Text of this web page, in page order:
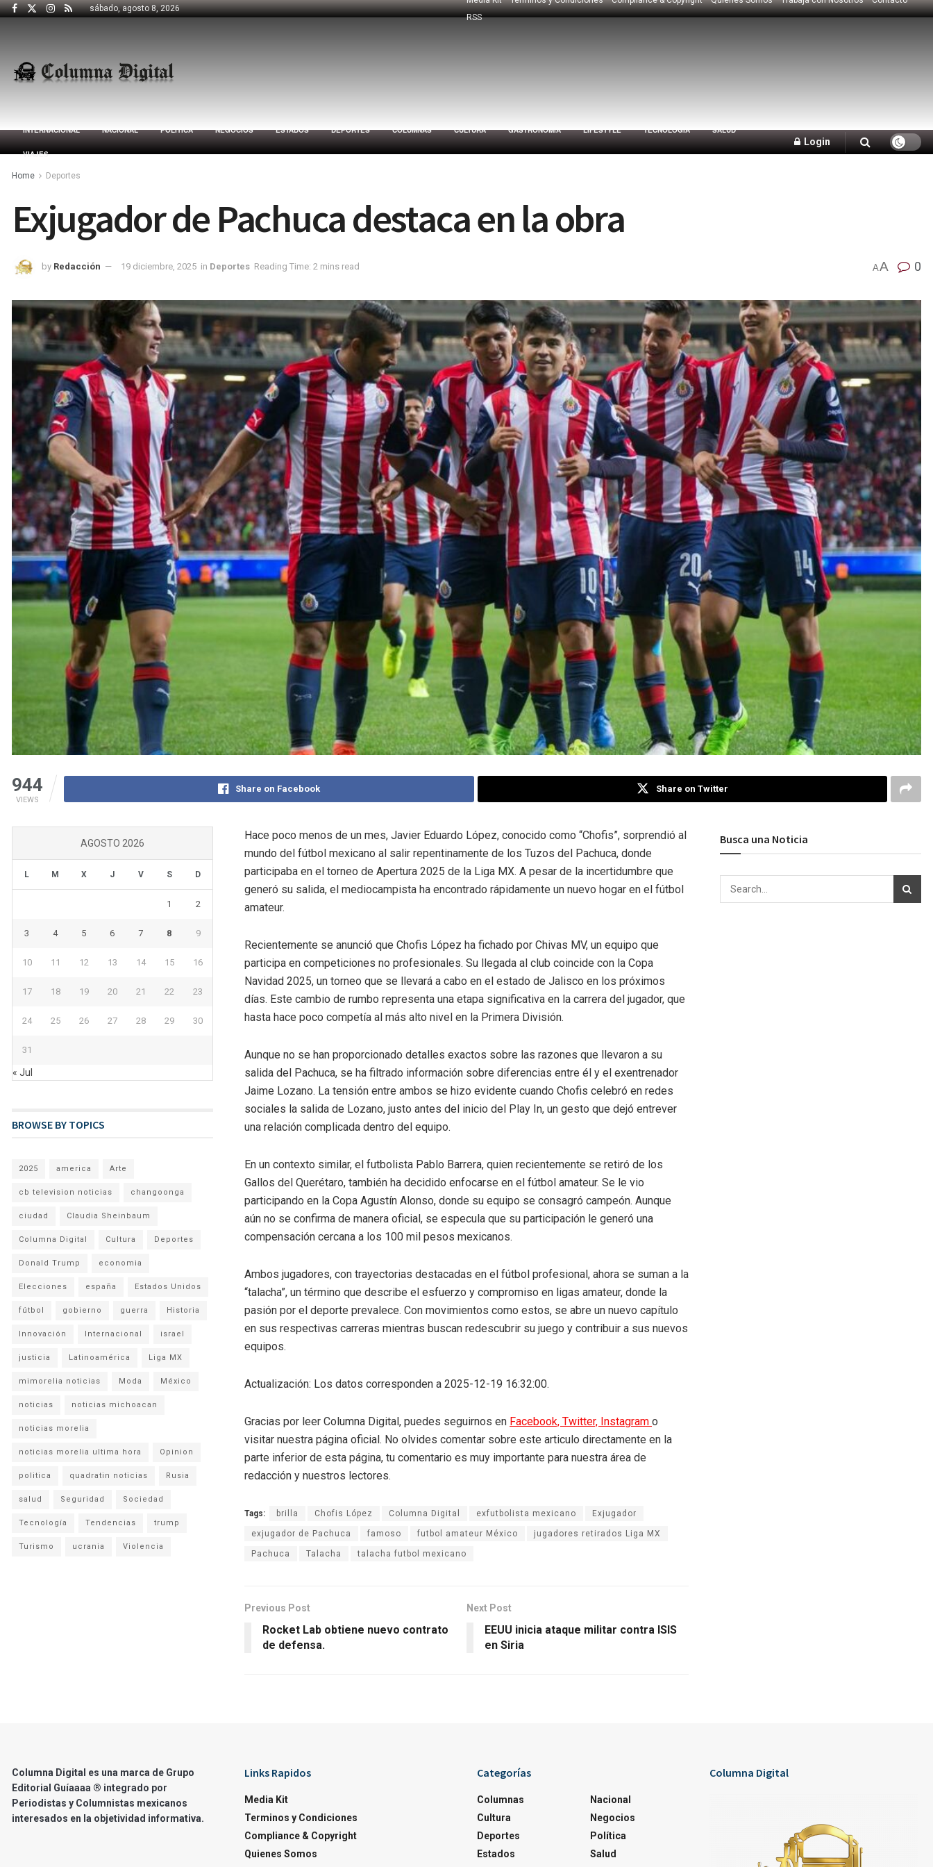
sábado, agosto 8, 2026
RSS
INTERNACIONAL NACIONAL POLÍTICA NEGOCIOS ESTADOS DEPORTES COLUMNAS CULTURA GASTRONOMÍA LIFESTYLE TECNOLOGÍA SALUD
VIAJES
Login
Home Deportes
Exjugador de Pachuca destaca en la obra
by Redacción 19 diciembre, 2025 in Deportes Reading Time: 2 mins read AA 0
944
VIEWS
Share on Facebook Share on Twitter
Hace poco menos de un mes, Javier Eduardo López, conocido como “Chofis”, sorprendió al
mundo del fútbol mexicano al salir repentinamente de los Tuzos del Pachuca, donde
participaba en el torneo de Apertura 2025 de la Liga MX. A pesar de la incertidumbre que
generó su salida, el mediocampista ha encontrado rápidamente un nuevo hogar en el fútbol
amateur.
Recientemente se anunció que Chofis López ha fichado por Chivas MV, un equipo que
participa en competiciones no profesionales. Su llegada al club coincide con la Copa
Navidad 2025, un torneo que se llevará a cabo en el estado de Jalisco en los próximos
días. Este cambio de rumbo representa una etapa significativa en la carrera del jugador, que
hasta hace poco competía al más alto nivel en la Primera División.
Aunque no se han proporcionado detalles exactos sobre las razones que llevaron a su
salida del Pachuca, se ha filtrado información sobre diferencias entre él y el exentrenador
Jaime Lozano. La tensión entre ambos se hizo evidente cuando Chofis celebró en redes
sociales la salida de Lozano, justo antes del inicio del Play In, un gesto que dejó entrever
una relación complicada dentro del equipo.
En un contexto similar, el futbolista Pablo Barrera, quien recientemente se retiró de los
Gallos del Querétaro, también ha decidido enfocarse en el fútbol amateur. Se le vio
participando en la Copa Agustín Alonso, donde su equipo se consagró campeón. Aunque
aún no se confirma de manera oficial, se especula que su participación le generó una
compensación cercana a los 100 mil pesos mexicanos.
Ambos jugadores, con trayectorias destacadas en el fútbol profesional, ahora se suman a la
“talacha”, un término que describe el esfuerzo y compromiso en ligas amateur, donde la
pasión por el deporte prevalece. Con movimientos como estos, se abre un nuevo capítulo
en sus respectivas carreras mientras buscan redescubrir su juego y contribuir a sus nuevos
equipos.
Actualización: Los datos corresponden a 2025-12-19 16:32:00.
Gracias por leer Columna Digital, puedes seguirnos en Facebook, Twitter, Instagram o
visitar nuestra página oficial. No olvides comentar sobre este articulo directamente en la
parte inferior de esta página, tu comentario es muy importante para nuestra área de
redacción y nuestros lectores.
Tags: brilla Chofis López Columna Digital exfutbolista mexicano Exjugador
exjugador de Pachuca famoso futbol amateur México jugadores retirados Liga MX
Pachuca Talacha talacha futbol mexicano
Previous Post
Rocket Lab obtiene nuevo contrato
de defensa.
Next Post
EEUU inicia ataque militar contra ISIS
en Siria
AGOSTO 2026
L M X J V S D
1 2
3 4 5 6 7 8 9
10 11 12 13 14 15 16
17 18 19 20 21 22 23
24 25 26 27 28 29 30
31
« Jul
BROWSE BY TOPICS
2025 america Arte
cb television noticias changoonga
ciudad Claudia Sheinbaum
Columna Digital Cultura Deportes
Donald Trump economia
Elecciones españa Estados Unidos
fútbol gobierno guerra Historia
Innovación Internacional israel
justicia Latinoamérica Liga MX
mimorelia noticias Moda México
noticias noticias michoacan
noticias morelia
noticias morelia ultima hora Opinion
politica quadratin noticias Rusia
salud Seguridad Sociedad
Tecnología Tendencias trump
Turismo ucrania Violencia
Busca una Noticia
Columna Digital es una marca de Grupo
Editorial Guíaaaa ® integrado por
Periodistas y Columnistas mexicanos
interesados en la objetividad informativa.
Links Rapidos
Media Kit
Terminos y Condiciones
Compliance & Copyright
Quienes Somos
Categorías
Columnas
Cultura
Deportes
Estados
Nacional
Negocios
Política
Salud
Columna Digital